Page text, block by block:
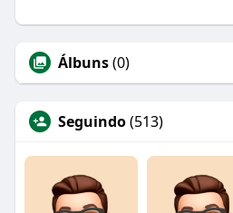
Álbuns(0)
Seguindo(513)